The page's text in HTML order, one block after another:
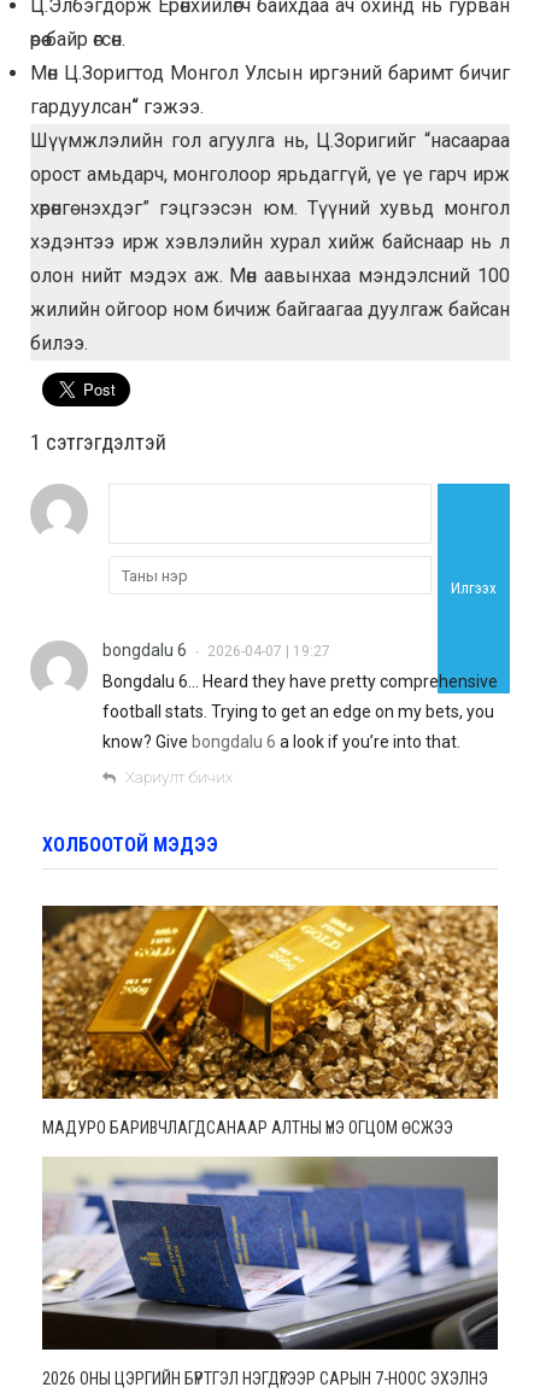
Ц.Элбэгдорж Ерөнхийлөгч байхдаа ач охинд нь гурван
өрөө байр өгсөн.
Мөн Ц.Зоригтод Монгол Улсын иргэний баримт бичиг
гардуулсан“ гэжээ.
Шүүмжлэлийн гол агуулга нь, Ц.Зоригийг “насаараа
орост амьдарч, монголоор ярьдаггүй, үе үе гарч ирж
хөрөнгө нэхдэг” гэцгээсэн юм. Түүний хувьд монгол
хэдэнтээ ирж хэвлэлийн хурал хийж байснаар нь л
олон нийт мэдэх аж. Мөн аавынхаа мэндэлсний 100
жилийн ойгоор ном бичиж байгаагаа дуулгаж байсан
билээ.
1 сэтгэгдэлтэй
Илгээх
bongdalu 6 • 2026-04-07 | 19:27
Bongdalu 6… Heard they have pretty comprehensive
football stats. Trying to get an edge on my bets, you
know? Give bongdalu 6 a look if you’re into that.
Хариулт бичих
ХОЛБООТОЙ МЭДЭЭ
МАДУРО БАРИВЧЛАГДСАНААР АЛТНЫ ҮНЭ ОГЦОМ ӨСЖЭЭ
2026 ОНЫ ЦЭРГИЙН БҮРТГЭЛ НЭГДҮГЭЭР САРЫН 7-НООС ЭХЭЛНЭ